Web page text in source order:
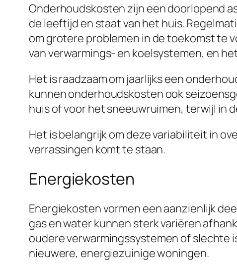
Onderhoudskosten zijn een doorlopend
de leeftijd en staat van het huis.
om grotere problemen in de toekomst te
van verwarmings- en koelsystemen, en
Het is raadzaam om jaarlijks een
kunnen onderhoudskosten ook
huis of voor het sneeuwruimen, terwijl in
Het is belangrijk om deze variabiliteit in
verrassingen komt te staan.
Energiekosten
Energiekosten vormen een aanzienlijk
gas en water kunnen sterk variëren
oudere verwarmingssystemen of slechte
nieuwere, energiezuinige woningen.